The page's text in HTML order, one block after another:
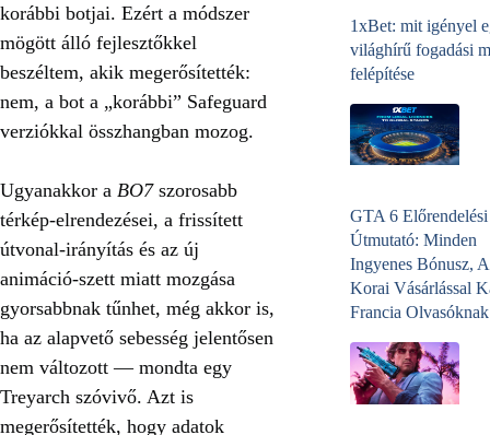
korábbi botjai. Ezért a módszer
mögött álló fejlesztőkkel
beszéltem, akik megerősítették:
nem, a bot a „korábbi” Safeguard
verziókkal összhangban mozog.
Ugyanakkor a BO7szorosabb
térkép-elrendezései, a frissített
útvonal-irányítás és az új
animáció-szett miatt mozgása
gyorsabbnak tűnhet, még akkor is,
ha az alapvető sebesség jelentősen
nem változott — mondta egy
Treyarch szóvivő. Azt is
megerősítették, hogy adatok
1xBet: mit igényel
világhírű fogadási
felépítése
GTA 6 Előrendelési
Útmutató: Minden
Ingyenes Bónusz,
Korai Vásárlással
Francia Olvasóknak